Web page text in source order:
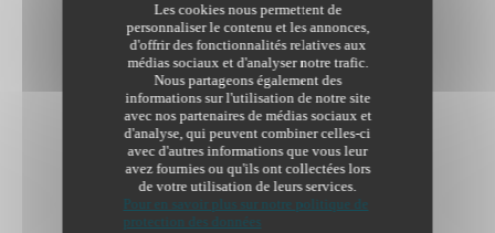
Les cookies nous permettent de
personnaliser le contenu et les annonces,
d'offrir des fonctionnalités relatives aux
médias sociaux et d'analyser notre trafic.
Nous partageons également des
informations sur l'utilisation de notre site
avec nos partenaires de médias sociaux et
d'analyse, qui peuvent combiner celles-ci
avec d'autres informations que vous leur
avez fournies ou qu'ils ont collectées lors
de votre utilisation de leurs services.
Pour en savoir plus sur notre politique de
protection des données